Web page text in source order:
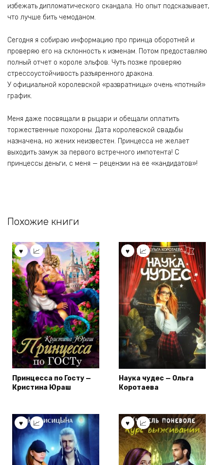
избежать дипломатического скандала. Но опыт подсказывает,
что лучше бить чемоданом.
Сегодня я собираю информацию про принца оборотней и
проверяю его на склонность к изменам. Потом предоставляю
полный отчет о короле эльфов. Чуть позже проверяю
стрессоустойчивость разъяренного дракона.
У официальной королевской «развратницы» очень «потный»
график.
Меня даже посвящали в рыцари и обещали оплатить
торжественные похороны. Дата королевской свадьбы
назначена, но жених неизвестен. Принцесса не желает
выходить замуж за первого встречного импотента! С
принцессы деньги, с меня — рецензии на ее «кандидатов»!
Похожие книги
Принцесса по Госту —
Кристина Юраш
Наука чудес — Ольга
Коротаева